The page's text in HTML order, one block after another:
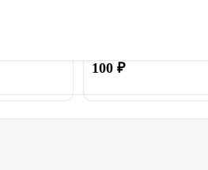
100 ₽